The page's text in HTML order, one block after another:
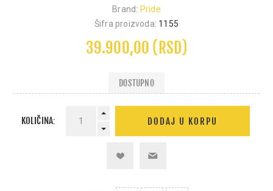
Brand: Pride
Šifra proizvoda: 1155
39.900,00 (RSD)
DOSTUPNO
KOLIČINA: